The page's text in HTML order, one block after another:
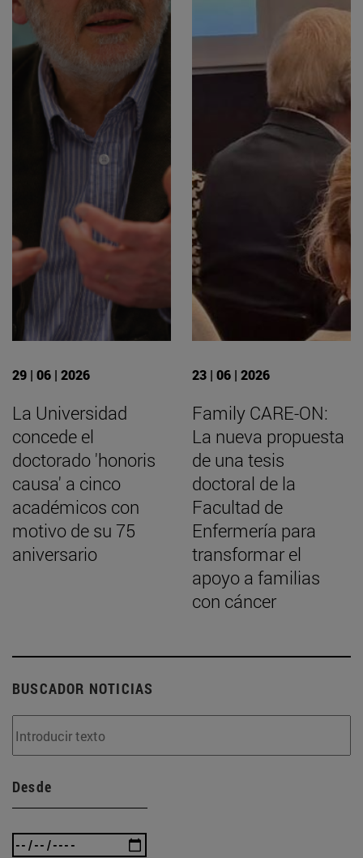
29 | 06 | 2026
La Universidad
concede el
doctorado 'honoris
causa' a cinco
académicos con
motivo de su 75
aniversario
23 | 06 | 2026
Family CARE-ON:
La nueva propuesta
de una tesis
doctoral de la
Facultad de
Enfermería para
transformar el
apoyo a familias
con cáncer
BUSCADOR NOTICIAS
Desde